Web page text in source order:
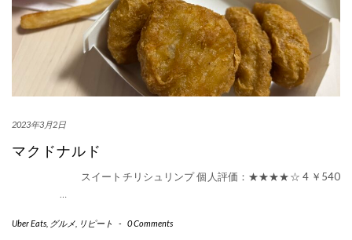
2023年3月2日
マクドナルド
スイートチリシュリンプ 個人評価：★★★★☆ 4 ￥540
…
Uber Eats グルメ リピート - 0 Comments